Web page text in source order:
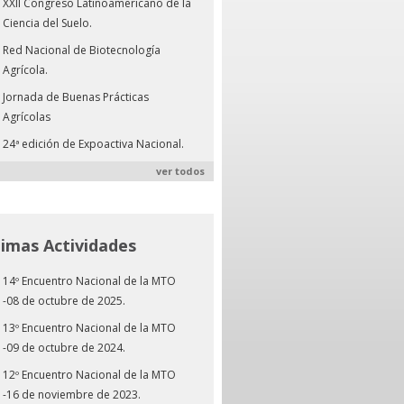
XXII Congreso Latinoamericano de la
Ciencia del Suelo.
Red Nacional de Biotecnología
Agrícola.
Jornada de Buenas Prácticas
Agrícolas
24ª edición de Expoactiva Nacional.
ver todos
Actividades
14º Encuentro Nacional de la MTO
-08 de octubre de 2025.
13º Encuentro Nacional de la MTO
-09 de octubre de 2024.
12º Encuentro Nacional de la MTO
-16 de noviembre de 2023.